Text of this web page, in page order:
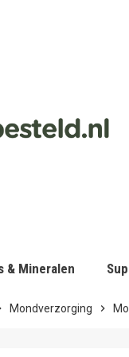
& Mineralen
Mondverzorging chevron_right